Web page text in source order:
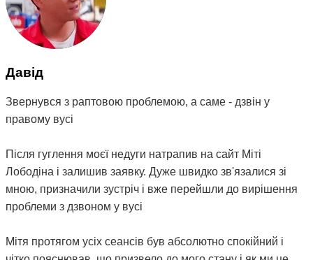
Давід
Звернувся з раптовою проблемою, а саме - дзвін у
правому вусі
Після гуглення моєї недуги натрапив на сайт Міті
Лободіна і залишив заявку. Дуже швидко зв'язалися зі
мною, призначили зустріч і вже перейшли до вирішення
проблеми з дзвоном у вусі
Мітя протягом усіх сеансів був абсолютно спокійний і